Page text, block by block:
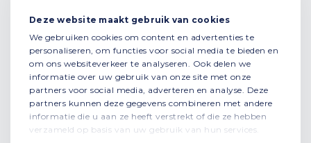
Deze website maakt gebruik van cookies
We gebruiken cookies om content en advertenties te
personaliseren, om functies voor social media te bieden en
om ons websiteverkeer te analyseren. Ook delen we
informatie over uw gebruik van onze site met onze
partners voor social media, adverteren en analyse. Deze
partners kunnen deze gegevens combineren met andere
informatie die u aan ze heeft verstrekt of die ze hebben
verzameld op basis van uw gebruik van hun services.
Tube-video's op de
website.
ytidb::LAST
_RESULT_E
NTRY_KEY
YouTube
Wordt gebruikt om
de interactie van ge
bruikers met embed
ded inhoud bij te ho
uden.